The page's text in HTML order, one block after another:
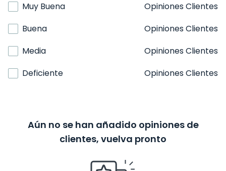
Muy Buena
Opiniones Clientes
Buena
Opiniones Clientes
Media
Opiniones Clientes
Deficiente
Opiniones Clientes
Aún no se han añadido opiniones de
clientes, vuelva pronto